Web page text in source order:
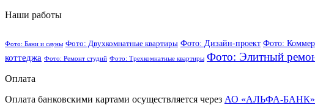
Наши работы
Фото: Бани и сауны Фото: Двухкомнатные квартиры Фото: Дизайн-проект Фото:
коттеджа Фото: Ремонт студий Фото: Трехкомнатные квартиры Фото: Элитный
Оплата
Оплата банковскими картами осуществляется через АО «АЛЬФА-БАНК»